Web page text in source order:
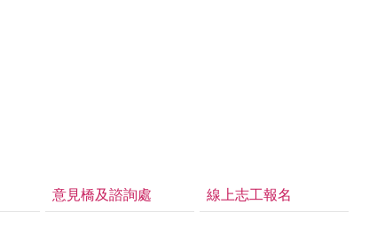
意見橋及諮詢處 線上志工報名